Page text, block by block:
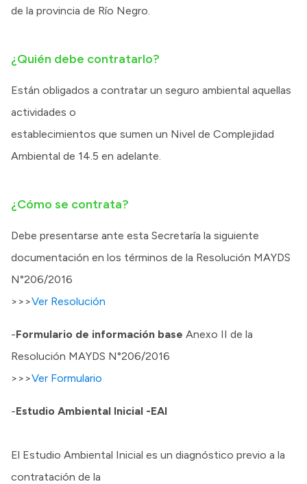
de la provincia de Río Negro.
¿Quién debe contratarlo?
Están obligados a contratar un seguro ambiental aquellas
actividades o
establecimientos que sumen un Nivel de Complejidad
Ambiental de 14.5 en adelante.
¿Cómo se contrata?
Debe presentarse ante esta Secretaría la siguiente
documentación en los términos de la Resolución MAYDS
N°206/2016
>>>Ver Resolución
-Formulario de información base Anexo II de la
Resolución MAYDS N°206/2016
>>>Ver Formulario
-Estudio Ambiental Inicial -EAI
El Estudio Ambiental Inicial es un diagnóstico previo a la
contratación de la